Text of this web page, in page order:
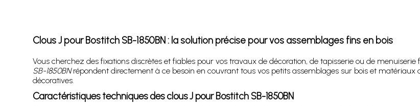
Clous J pour Bostitch SB-1850BN : la solution précise pour vos assemblages fins en bois
Vous cherchez des fixations discrètes et fiables pour vos travaux de décoration, de tapisserie ou de
SB-1850BNrépondent directement à ce besoin en couvrant tous vos petits assemblages sur bois et
décoratives.
Caractéristiques techniques des clous J pour Bostitch SB-1850BN